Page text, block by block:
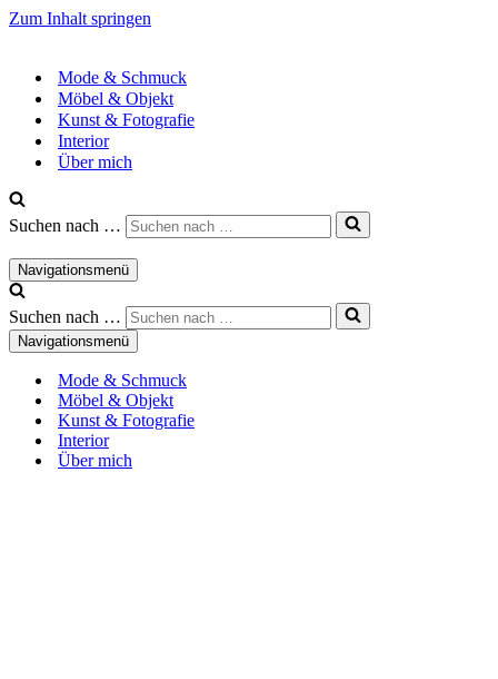
Zum Inhalt springen
Mode & Schmuck
Möbel & Objekt
Kunst & Fotografie
Interior
Über mich
Suchen nach …
Navigationsmenü
Suchen nach …
Navigationsmenü
Mode & Schmuck
Möbel & Objekt
Kunst & Fotografie
Interior
Über mich